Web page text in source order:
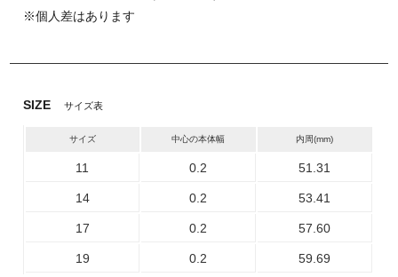
※個人差はあります
SIZE サイズ表
サイズ 中心の本体幅 内周(mm)
11 0.2 51.31
14 0.2 53.41
17 0.2 57.60
19 0.2 59.69